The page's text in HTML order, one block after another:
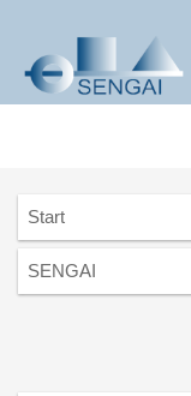
Start
SENGAI